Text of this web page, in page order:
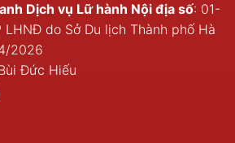
Dịch vụ Lữ hành Nội địa số: 01-
LHNĐ do Sở Du lịch Thành phố Hà
2026
Đức Hiếu